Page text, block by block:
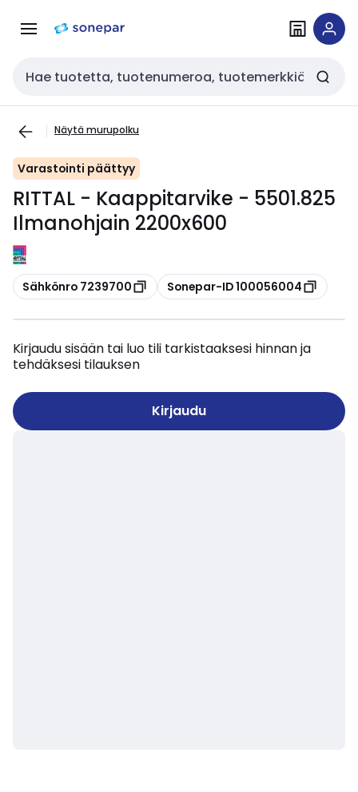
navigointiinsisältöön
Haku
Näytä murupolku
Varastointi päättyy
RITTAL - Kaappitarvike - 5501.825
Ilmanohjain 2200x600
Kopioi
Sähkönro 7239700 Kopioi
Sonepar-ID 100056004
Kirjaudu sisään tai luo tili tarkistaaksesi hinnan ja
tehdäksesi tilauksen
Kirjaudu